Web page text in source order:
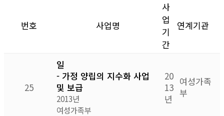
번호 사업명
사
업
기
간
연계기관
25
일
- 가정 양립의 지수화 사업
및 보급
2013년
여성가족부
20
13
년
여성가족
부